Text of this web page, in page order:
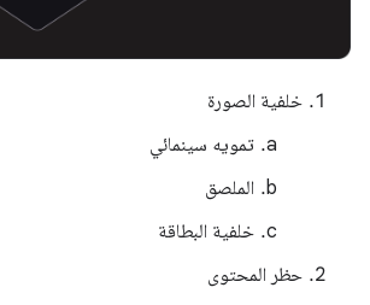
خلفية الصورة
تمويه سينمائي
الملصق
خلفية البطاقة
حظر المحتوى